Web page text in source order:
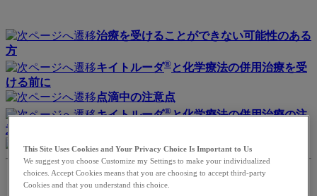
治療を受けることができない可能性のある
方
キイトルーダ® と化学療法の併用治療を受
ける前に
点滴中の注意点
キイトルーダ®と化学療法の併用治療の注
意点
治療日誌について
This Site Uses Cookies and Your Privacy Choice Is Important to Us
We suggest you choose Customize my Settings to make your individualized
choices. Accept Cookies means that you are choosing to accept third-party
Cookies and that you understand this choice.